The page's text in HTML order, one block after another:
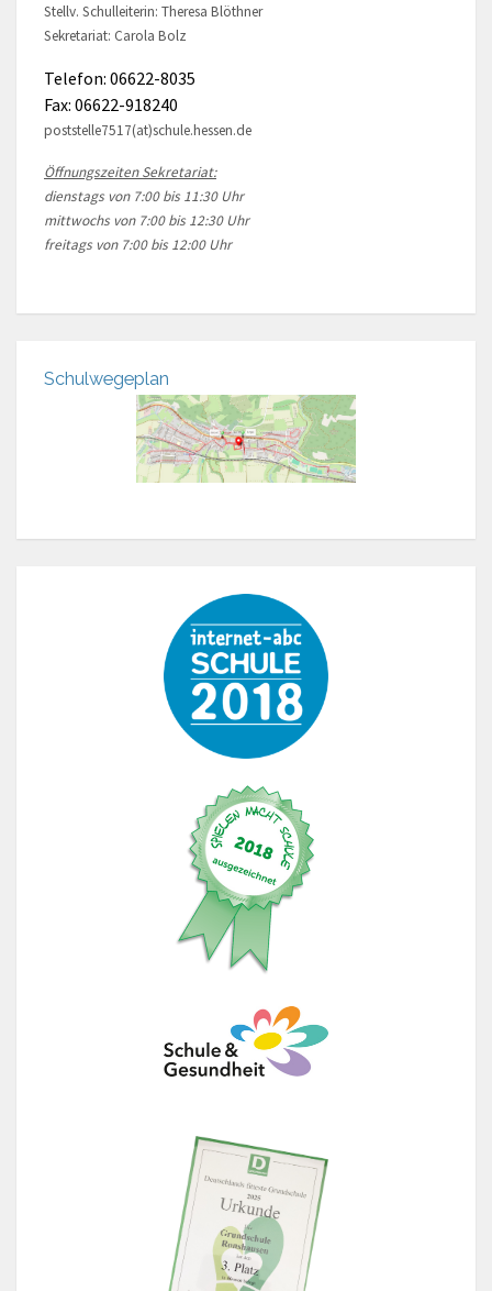
Stellv. Schulleiterin: Theresa Blöthner
Sekretariat: Carola Bolz
Telefon: 06622-8035
Fax: 06622-918240
poststelle7517(at)schule.hessen.de
Öffnungszeiten Sekretariat:
dienstags von 7:00 bis 11:30 Uhr
mittwochs von 7:00 bis 12:30 Uhr
freitags von 7:00 bis 12:00 Uhr
Schulwegeplan